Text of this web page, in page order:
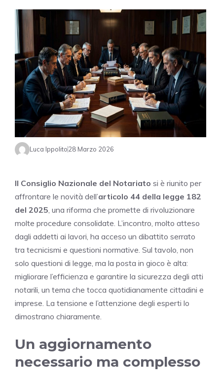
Luca Ippolito28 Marzo 2026
Il Consiglio Nazionale del Notariato si è riunito per
affrontare le novità dell’articolo 44 della legge 182
del 2025 , una riforma che promette di rivoluzionare
molte procedure consolidate. L’incontro, molto atteso
dagli addetti ai lavori, ha acceso un dibattito serrato
tra tecnicismi e questioni normative. Sul tavolo, non
solo questioni di legge, ma la posta in gioco è alta:
migliorare l’efficienza e garantire la sicurezza degli atti
notarili, un tema che tocca quotidianamente cittadini e
imprese. La tensione e l’attenzione degli esperti lo
dimostrano chiaramente.
Un aggiornamento
necessario ma complesso